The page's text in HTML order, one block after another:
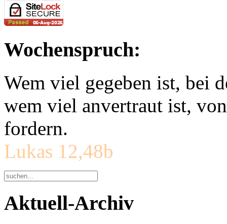
Wochenspruch:
Wem viel gegeben ist, bei
wem viel anvertraut ist,
fordern.
Lukas 12,48b
Aktuell-Archiv